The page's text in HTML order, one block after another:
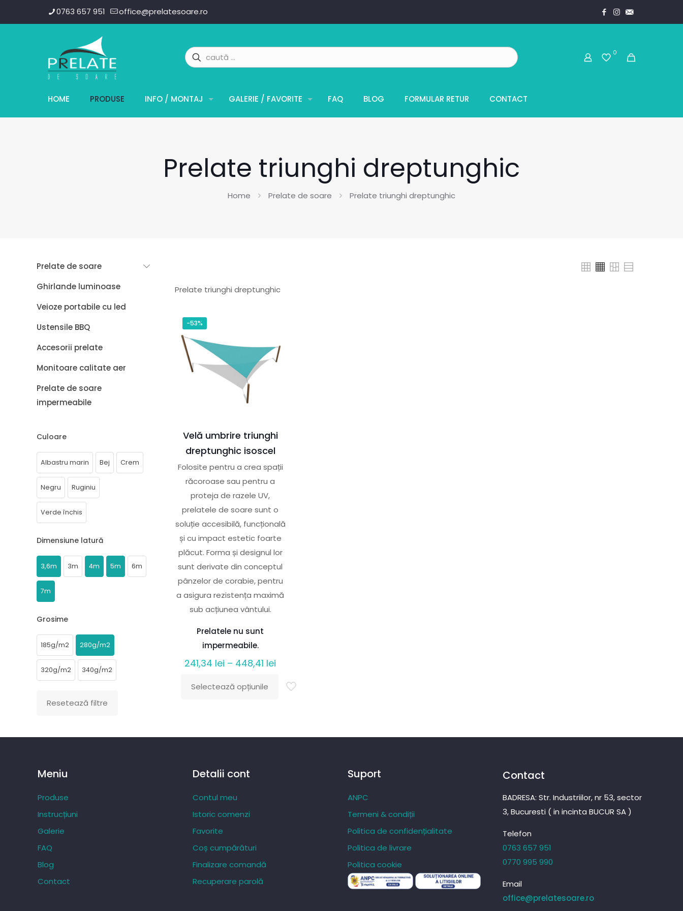
0763 657 951 office@prelatesoare.ro
0
HOME PRODUSE INFO / MONTAJ GALERIE / FAVORITE FAQ BLOG FORMULAR RETUR CONTACT
Prelate triunghi dreptunghic
Home Prelate de soare Prelate triunghi dreptunghic
Prelate triunghi dreptunghic
-53%
Velă umbrire triunghi
dreptunghic isoscel
Folosite pentru a crea spații
răcoroase sau pentru a
proteja de razele UV,
prelatele de soare sunt o
soluție accesibilă, funcțională
și cu impact estetic foarte
plăcut. Forma și designul lor
sunt derivate din conceptul
pânzelor de corabie, pentru
a asigura rezistența maximă
sub acțiunea vântului.
Prelatele nu sunt
impermeabile.
241,34 lei – 448,41 lei
prețuri:
Selectează opțiunile
Acest
mai
Opțiunile
pot
pagina
produsului.
Prelate de soare
Ghirlande luminoase
Veioze portabile cu led
Ustensile BBQ
Accesorii prelate
Monitoare calitate aer
Prelate de soare
impermeabile
Culoare
Albastru marin Bej Crem
Negru Ruginiu
Verde închis
Dimensiune latură
3,6m 3m 4m 5m 6m
7m
Grosime
185g/m2 280g/m2
320g/m2 340g/m2
Resetează filtre
Meniu
Produse
Instrucțiuni
Galerie
FAQ
Blog
Contact
Detalii cont
Contul meu
Istoric comenzi
Favorite
Coș cumpărături
Finalizare comandă
Recuperare parolă
Suport
ANPC
Termeni & condiții
Politica de confidențialitate
Politica de livrare
Politica cookie
Contact
BADRESA: Str. Industriilor, nr 53, sector
3, Bucuresti ( in incinta BUCUR SA )
Telefon
0763 657 951
0770 995 990
Email
office@prelatesoare.ro